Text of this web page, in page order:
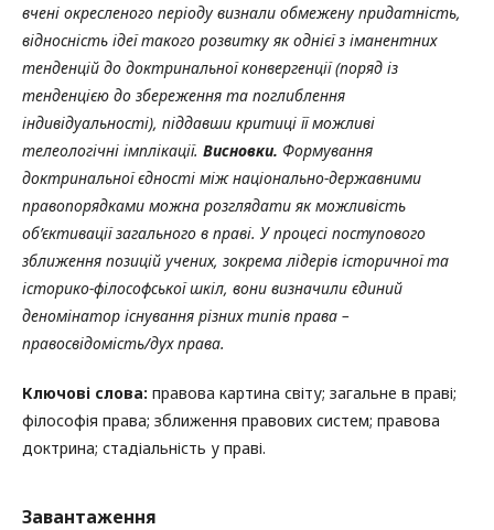
вчені окресленого періоду визнали обмежену придатність,
відносність ідеї такого розвитку як однієї з іманентних
тенденцій до доктринальної конвергенції (поряд із
тенденцією до збереження та поглиблення
індивідуальності), піддавши критиці її можливі
телеологічні імплікації. Висновки. Формування
доктринальної єдності між національно-державними
правопорядками можна розглядати як можливість
об’єктивації загального в праві. Упроцесі поступового
зближення позицій учених, зокрема лідерів історичної та
історико-філософської шкіл, вони визначили єдиний
деномінатор існування різних типів права –
правосвідомість/дух права.
Ключові слова: правова картина світу; загальне в праві;
філософія права; зближення правових систем; правова
доктрина; стадіальність у праві.
Завантаження